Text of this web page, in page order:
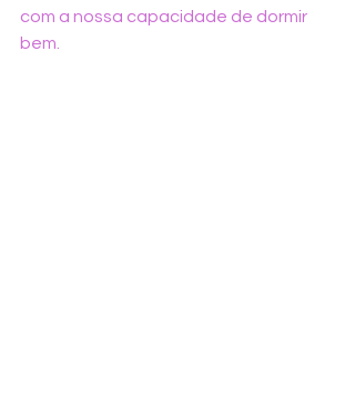
com a nossa capacidade de dormir
bem.